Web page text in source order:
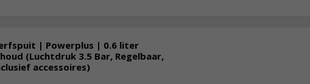
| Powerplus | 0.6 liter
(Luchtdruk 3.5 Bar, Regelbaar,
accessoires)